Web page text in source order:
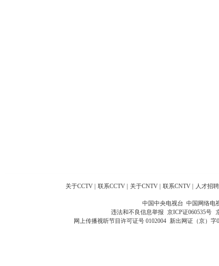
关于CCTV 联系CCTV 关于CNTV 联系CNTV 人才招聘
中国中央电视台 中国网络电
违法和不良信息举报 京ICP证060535号
网上传播视听节目许可证号 0102004 新出网证（京）